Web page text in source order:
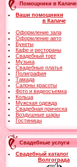
Помощники в Калаче
Ваши помощники
в Калаче
Оформление зала
Оформление авто
Букеты
Кафе и рестораны
Свадебный торт
Музыка
Свадебные платья
Полиграфия
Тамада
Салоны красоты
Фото и видеосъемка
Кольца
Мужская одежда
Свадебная прическа
Воздушные шары
Гостиницы
Свадебные услуги
Свадебный каталог
Волгограда